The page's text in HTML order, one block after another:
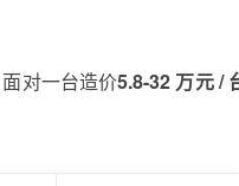
对一台造价5.8-32 万元 /